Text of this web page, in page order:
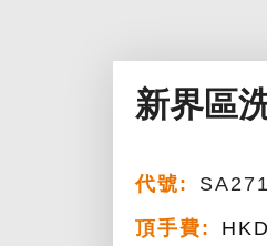
新界區
代號:
頂手費:
HKD